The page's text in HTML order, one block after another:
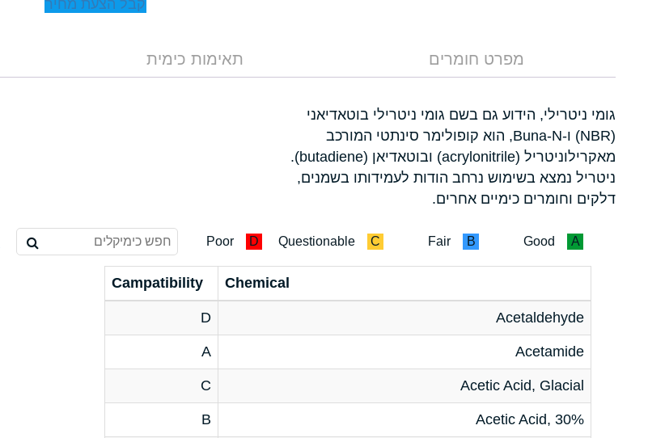
קבל הצעת מחיר
מפרט חומרים תאימות כימית
גומי ניטרילי, הידוע גם בשם גומי ניטרילי בוטאדיאני
(NBR) ו-Buna-N, הוא קופולימר סינתטי המורכב
מאקרילוניטריל (acrylonitrile) ובוטאדיאן (butadiene).
ניטריל נמצא בשימוש נרחב הודות לעמידותו בשמנים,
דלקים וחומרים כימיים אחרים.
A
Good
B
Fair
C
Questionable
D
Poor
Chemical
Campatibility
Acetaldehyde
D
Acetamide
A
Acetic Acid, Glacial
C
Acetic Acid, 30%
B